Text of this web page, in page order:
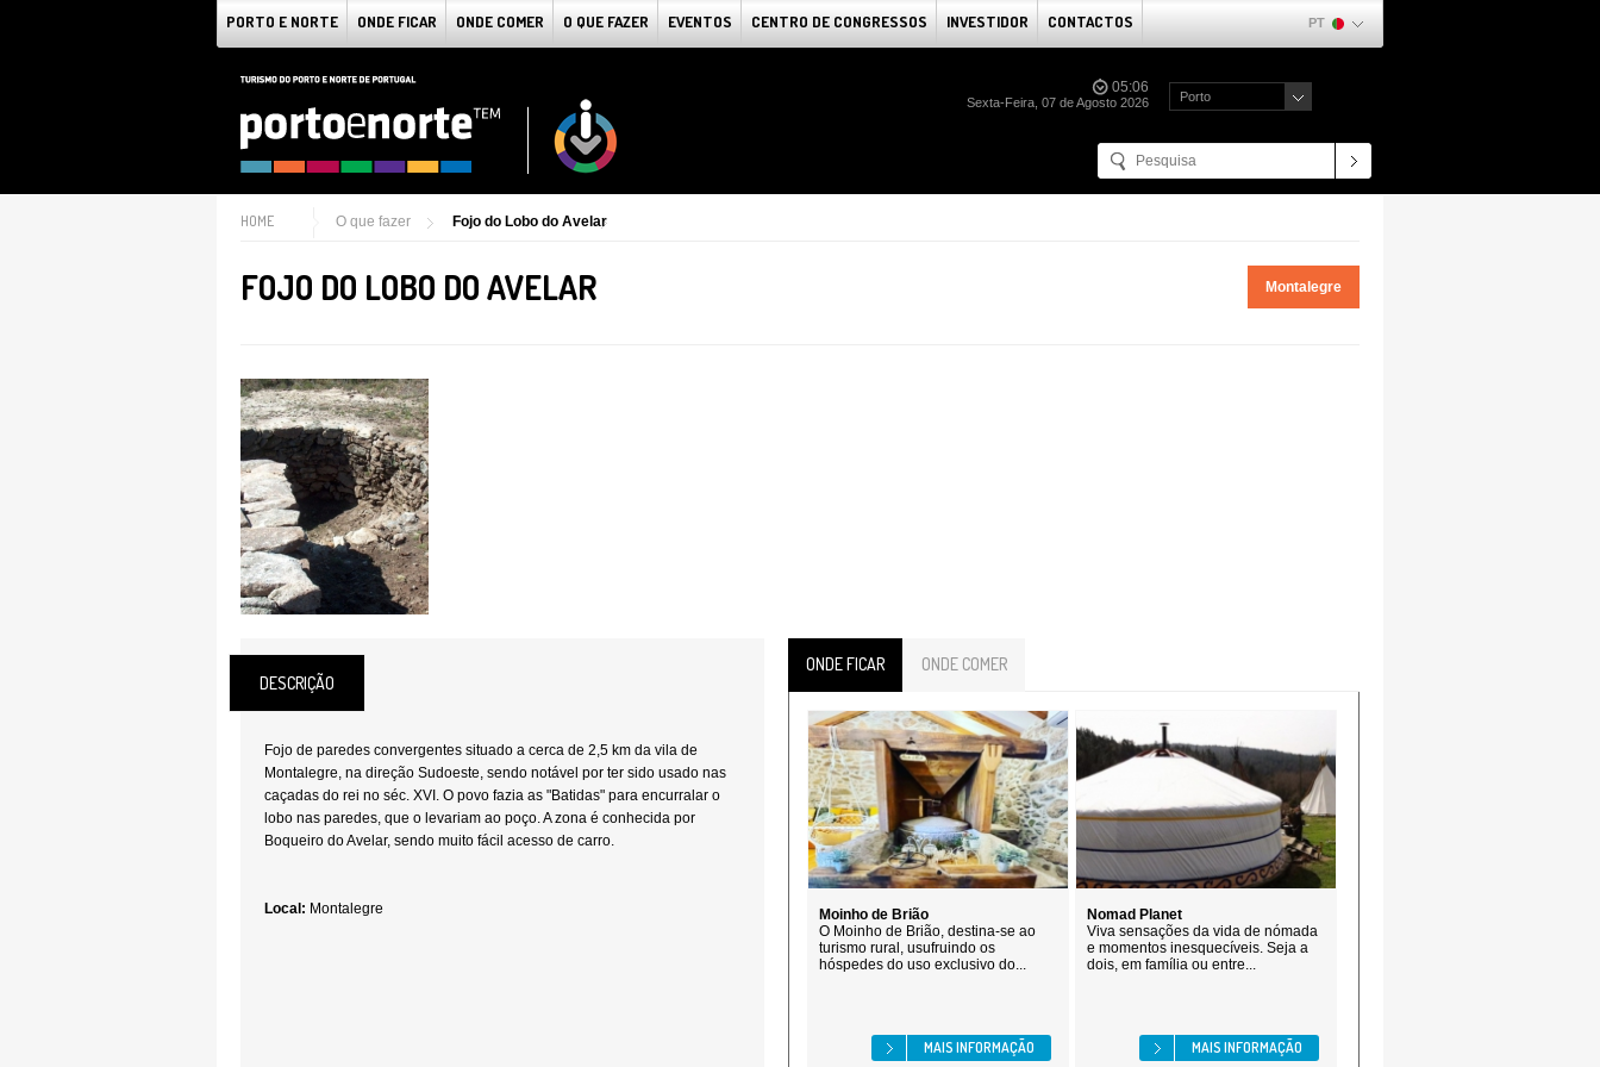
PORTO E NORTE ONDE FICAR ONDE COMER O QUE FAZER EVENTOS CENTRO DE CONGRESSOS INVESTIDOR CONTACTOS PT
05:06
Sexta-Feira, 07 de Agosto 2026 Porto
HOME O que fazer Fojo do Lobo do Avelar
FOJO DO LOBO DO AVELAR Montalegre
DESCRIÇÃO
Fojo de paredes convergentes situado a cerca de 2,5 km da vila de
Montalegre, na direção Sudoeste, sendo notável por ter sido usado nas
caçadas do rei no séc. XVI. O povo fazia as "Batidas" para encurralar o
lobo nas paredes, que o levariam ao poço. A zona é conhecida por
Boqueiro do Avelar, sendo muito fácil acesso de carro.
Local: Montalegre
ONDE FICAR ONDE COMER
Moinho de Brião
O Moinho de Brião, destina-se ao
turismo rural, usufruindo os
hóspedes do uso exclusivo do...
MAIS INFORMAÇÃO
Nomad Planet
Viva sensações da vida de nómada
e momentos inesquecíveis. Seja a
dois, em família ou entre...
MAIS INFORMAÇÃO